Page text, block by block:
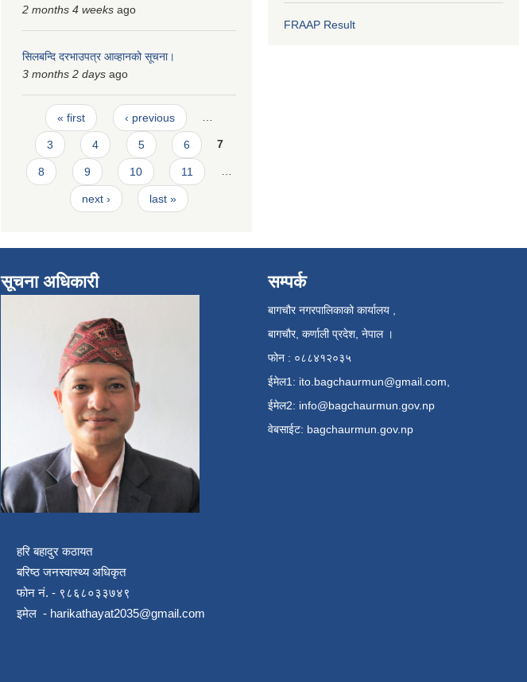
2 months 4 weeks ago
सिलबन्दि दरभाउपत्र आव्हानको सूचना।
3 months 2 days ago
Pages
« first ‹ previous …
3 4 5 6 7
8 9 10 11 …
next › last »
FRAAP Result
सूचना अधिकारी
हरि बहादुर कठायत
बरिष्ठ जनस्वास्थ्य अधिकृत
फोन नं. - ९८६८०३३७४९
इमेल - harikathayat2035@gmail.com
सम्पर्क
बागचौर नगरपालिकाको कार्यालय ,
बागचौर, कर्णाली प्रदेश, नेपाल ।
फोन : ०८८४१२०३५
ईमेल1: ito.bagchaurmun@gmail.com
ईमेल2: info@bagchaurmun.gov.np
वे‍बसाईट: bagchaurmun.gov.np